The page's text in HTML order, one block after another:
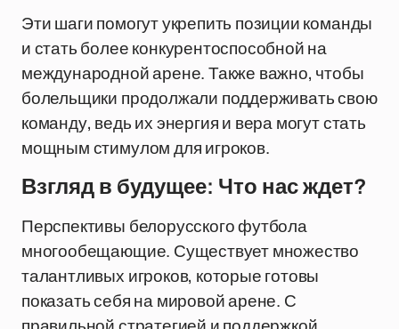
Эти шаги помогут укрепить позиции команды
и стать более конкурентоспособной на
международной арене. Также важно, чтобы
болельщики продолжали поддерживать свою
команду, ведь их энергия и вера могут стать
мощным стимулом для игроков.
Взгляд в будущее: Что нас ждет?
Перспективы белорусского футбола
многообещающие. Существует множество
талантливых игроков, которые готовы
показать себя на мировой арене. С